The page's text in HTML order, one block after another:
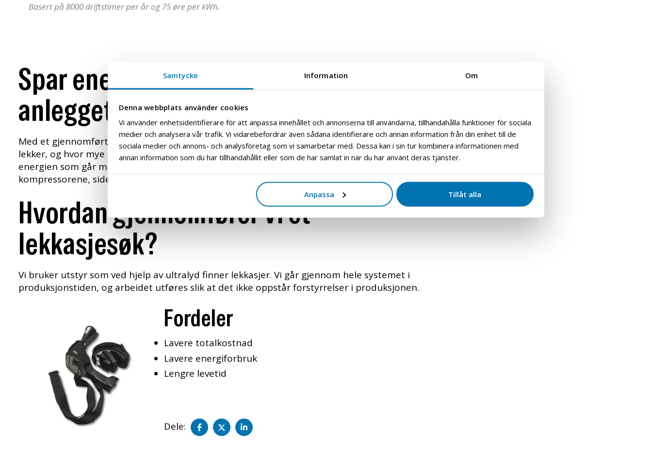
Samtycke Information Om
Denna webbplats använder cookies
Vi använder enhetsidentifierare för att anpassa innehållet och annonserna till användarna, tillhandahålla funktioner för sociala
medier och analysera vår trafik. Vi vidarebefordrar även sådana identifierare och annan information från din enhet till de
sociala medier och annons- och analysföretag som vi samarbetar med. Dessa kan i sin tur kombinera informationen med
annan information som du har tillhandahållit eller som de har samlat in när du har använt deras tjänster.
Anpassa Tillåt alla
Basert på 8000 driftstimer per år og 75 øre per kWh.
Spar energi og forleng levetiden på
anlegget ditt
Med et gjennomført lekkasjesøk av trykkluftanlegget ditt får du oversikt over hvor det
lekker, og hvor mye du kan spare ved å utbedre disse lekkasjene. Du sparer ikke bare
energien som går med til å produsere lekkasjeflyten, men du forlenger også levetiden på
kompressorene, siden de vil «jobbe» mindre.
Hvordan gjennomfører vi et
lekkasjesøk?
Vi bruker utstyr som ved hjelp av ultralyd finner lekkasjer. Vi går gjennom hele systemet i
produksjonstiden, og arbeidet utføres slik at det ikke oppstår forstyrrelser i produksjonen.
Fordeler
Lavere totalkostnad
Lavere energiforbruk
Lengre levetid
Dele:
Del
på
Del
på
Del